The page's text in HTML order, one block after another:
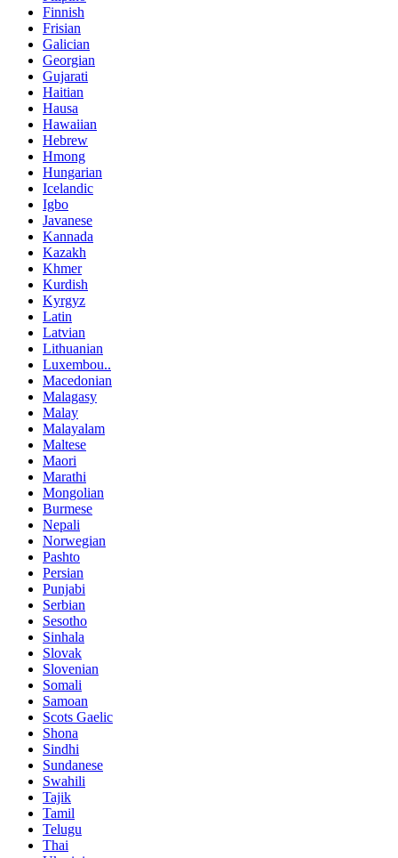
Finnish
Frisian
Galician
Georgian
Gujarati
Haitian
Hausa
Hawaiian
Hebrew
Hmong
Hungarian
Icelandic
Igbo
Javanese
Kannada
Kazakh
Khmer
Kurdish
Kyrgyz
Latin
Latvian
Lithuanian
Luxembou..
Macedonian
Malagasy
Malay
Malayalam
Maltese
Maori
Marathi
Mongolian
Burmese
Nepali
Norwegian
Pashto
Persian
Punjabi
Serbian
Sesotho
Sinhala
Slovak
Slovenian
Somali
Samoan
Scots Gaelic
Shona
Sindhi
Sundanese
Swahili
Tajik
Tamil
Telugu
Thai